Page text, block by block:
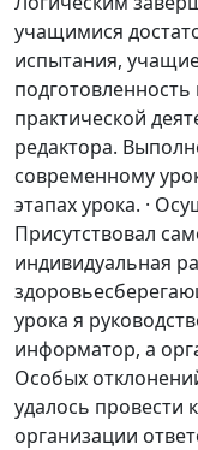
учащимися
испытания,
практической
редактора.
современному
этапах урока. ·
Присутствовал
индивидуальная
урока я
информатор, а
Особых
удалось провести
организации